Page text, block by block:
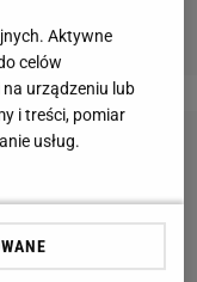
Aktywne
celów
urządzeniu lub
i treści, pomiar
usług.